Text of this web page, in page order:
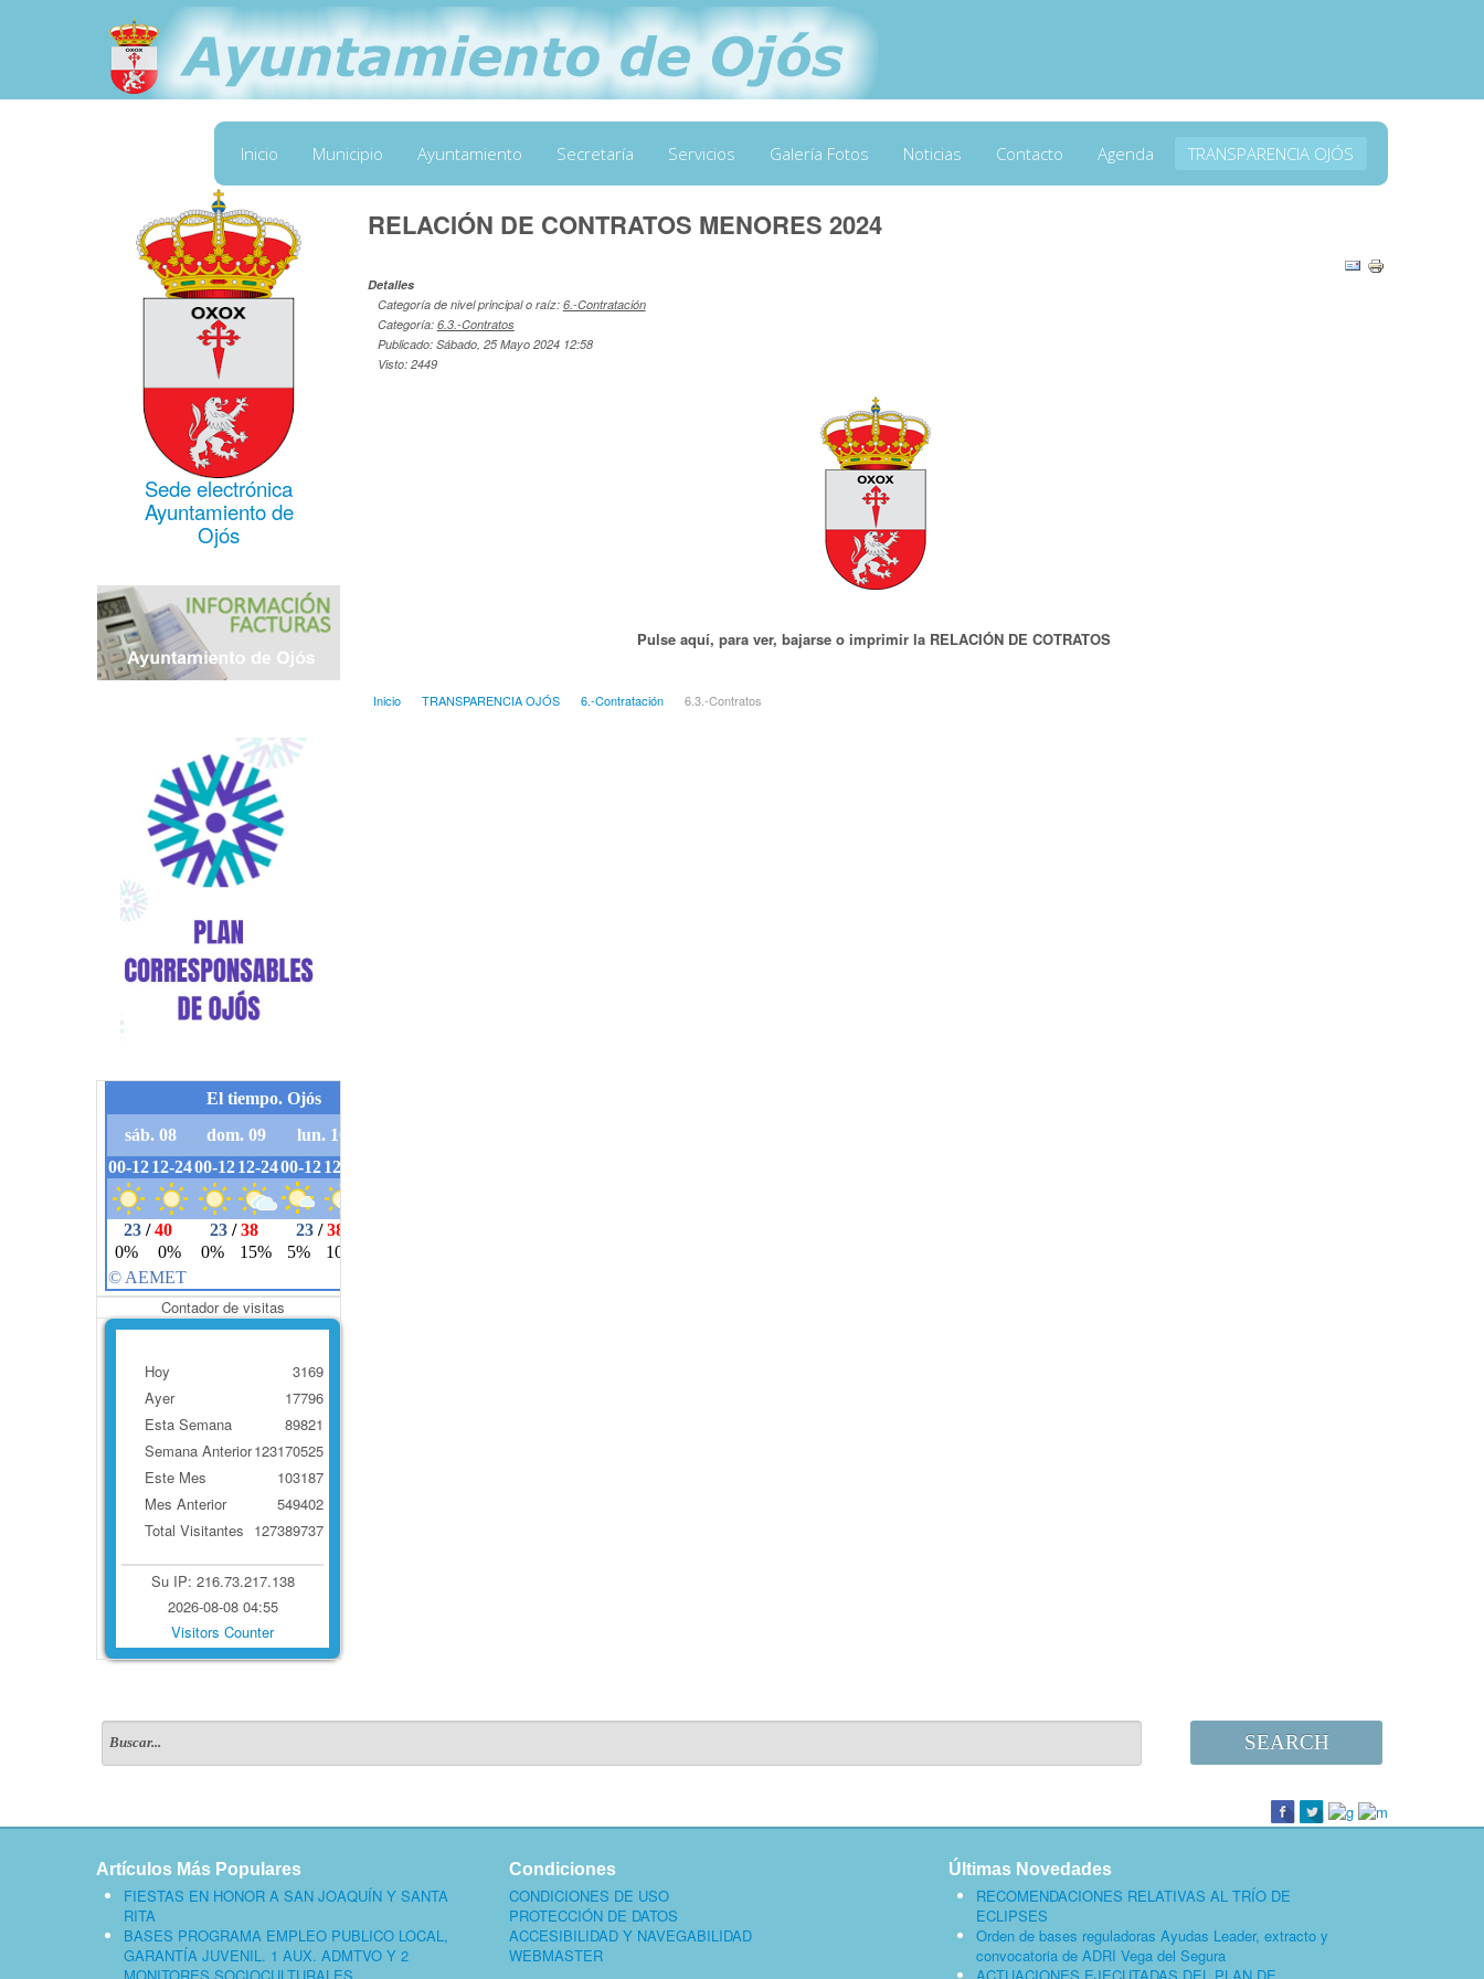
Inicio Municipio Ayuntamiento Secretaría Servicios Galería Fotos Noticias Contacto Agenda TRANSPARENCIA OJÓS
Sede electrónica
Ayuntamiento de
Ojós
Contador de visitas
Hoy
Ayer
Esta Semana
Semana Anterior
Este Mes
Mes Anterior
Total Visitantes
3169
17796
89821
123170525
103187
549402
127389737
Su IP: 216.73.217.138
2026-08-08 04:55
Visitors Counter
RELACIÓN DE CONTRATOS MENORES 2024
Detalles
Categoría de nivel principal o raíz: 6.-Contratación
Categoría: 6.3.-Contratos
Publicado: Sábado, 25 Mayo 2024 12:58
Visto: 2449
Pulse aquí, para ver, bajarse o imprimir la RELACIÓN DE COTRATOS
Inicio TRANSPARENCIA OJÓS 6.-Contratación 6.3.-Contratos
SEARCH
Artículos Más Populares
FIESTAS EN HONOR A SAN JOAQUÍN Y SANTA
RITA
BASES PROGRAMA EMPLEO PUBLICO LOCAL,
GARANTÍA JUVENIL. 1 AUX. ADMTVO Y 2
Condiciones
CONDICIONES DE USO
PROTECCIÓN DE DATOS
ACCESIBILIDAD Y NAVEGABILIDAD
WEBMASTER
Últimas Novedades
RECOMENDACIONES RELATIVAS AL TRÍO DE
ECLIPSES
Orden de bases reguladoras Ayudas Leader, extracto y
convocatoria de ADRI Vega del Segura